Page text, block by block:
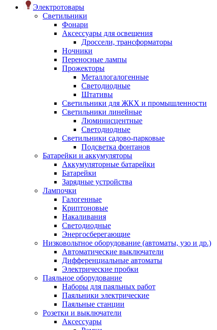
Электротовары
Светильники
Фонари
Аксессуары для освещения
Дроссели, трансформаторы
Ночники
Переносные лампы
Прожекторы
Металлогалогенные
Светодиодные
Штативы
Светильники для ЖКХ и промышленности
Светильники линейные
Люминисцентные
Светодиодные
Светильники садово-парковые
Подсветка фонтанов
Батарейки и аккумуляторы
Аккумуляторные батарейки
Батарейки
Зарядные устройства
Лампочки
Галогенные
Криптоновые
Накаливания
Светодиодные
Энергосберегающие
Низковольтное оборудование (автоматы, узо и др.)
Автоматические выключатели
Дифференциальные автоматы
Электрические пробки
Паяльное оборудование
Наборы для паяльных работ
Паяльники электрические
Паяльные станции
Розетки и выключатели
Аксессуары